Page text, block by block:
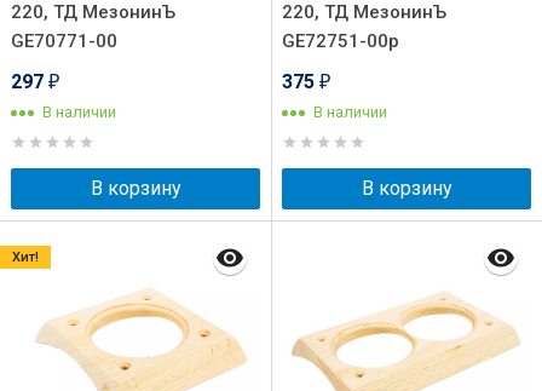
220, ТД МезонинЪ
GE70771-00
297 ₽
В наличии
В корзину
220, ТД МезонинЪ
GE72751-00p
375 ₽
В наличии
В корзину
Хит!